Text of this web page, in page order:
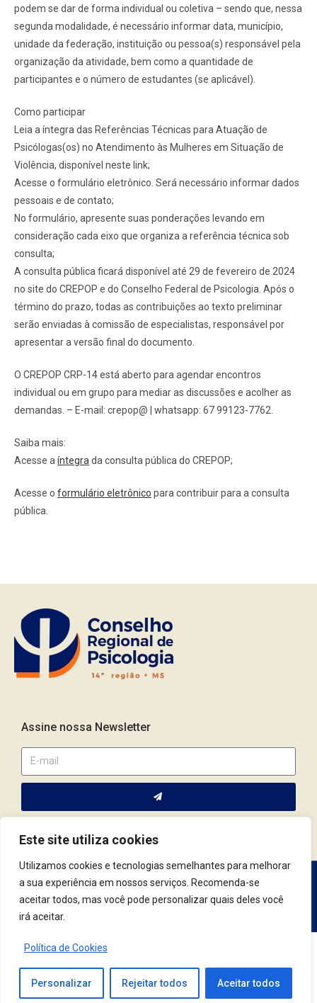
Este site utiliza cookies
Utilizamos cookies e tecnologias semelhantes para melhorar
a sua experiência em nossos serviços. Recomenda-se
aceitar todos, mas você pode personalizar quais deles você
irá aceitar.
Política de Cookies
Personalizar Rejeitar todos Aceitar todos
podem se dar de forma individual ou coletiva – sendo que, nessa
segunda modalidade, é necessário informar data, município,
unidade da federação, instituição ou pessoa(s) responsável pela
organização da atividade, bem como a quantidade de
participantes e o número de estudantes (se aplicável).
Como participar
Leia a íntegra das Referências Técnicas para Atuação de
Psicólogas(os) no Atendimento às Mulheres em Situação de
Violência, disponível neste link;
Acesse o formulário eletrônico. Será necessário informar dados
pessoais e de contato;
No formulário, apresente suas ponderações levando em
consideração cada eixo que organiza a referência técnica sob
consulta;
A consulta pública ficará disponível até 29 de fevereiro de 2024
no site do CREPOP e do Conselho Federal de Psicologia. Após o
término do prazo, todas as contribuições ao texto preliminar
serão enviadas à comissão de especialistas, responsável por
apresentar a versão final do documento.
O CREPOP CRP-14 está aberto para agendar encontros
individual ou em grupo para mediar as discussões e acolher as
demandas. – E-mail: crepop@ | whatsapp: 67 99123-7762.
Saiba mais:
Acesse a íntegra da consulta pública do CREPOP;
Acesse o formulário eletrônico para contribuir para a consulta
pública.
Assine nossa Newsletter
Av. Fernando Corrêa da Costa, 2044 | Cep.: 79.004-311 | Campo
Grande / MS | (67) 3382.4801 | (67) 9123.7759